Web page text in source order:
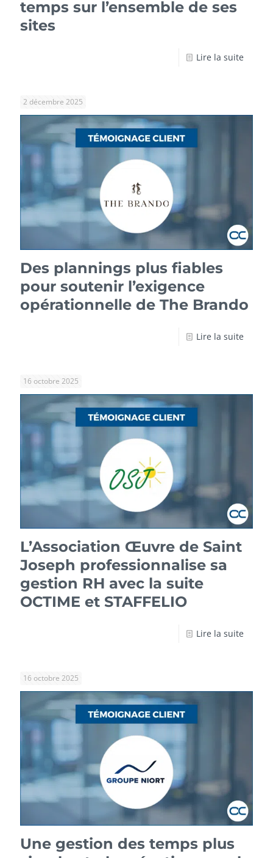
temps sur l’ensemble de ses
sites
Lire la suite
2 décembre 2025
Des plannings plus fiables
pour soutenir l’exigence
opérationnelle de The Brando
Lire la suite
16 octobre 2025
L’Association Œuvre de Saint
Joseph professionnalise sa
gestion RH avec la suite
OCTIME et STAFFELIO
Lire la suite
16 octobre 2025
Une gestion des temps plus